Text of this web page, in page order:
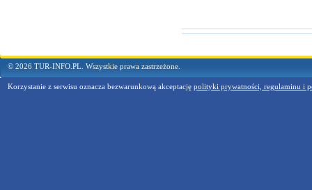
© 2026 TUR-INFO.PL. Wszystkie prawa zastrzeżone.
Korzystanie z serwisu oznacza bezwarunkową akceptację polityki prywatności, regulaminu i